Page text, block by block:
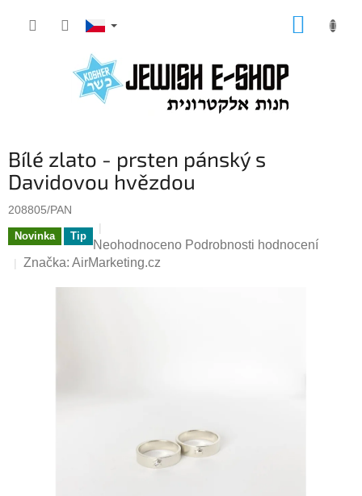
Bílé zlato - prsten pánský s
Davidovou hvězdou
208805/PAN
Novinka Tip
Průměrné
hodnocení
Neohodnoceno Podrobnosti hodnocení
Značka: AirMarketing.cz